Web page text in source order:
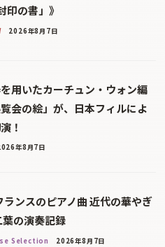
印の書」》
2026年8月7日
用いたカーチュン・ウォン編
会の絵」が、日本フィルによ
！
年8月7日
ランスのピアノ曲 近代の華やぎ
の演奏記録
Selection 2026年8月7日